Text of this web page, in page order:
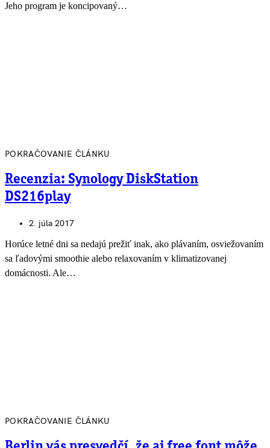
Jeho program je koncipovaný…
POKRAČOVANIE ČLÁNKU
Recenzia: Synology DiskStation
DS216play
2. júla 2017
Horúce letné dni sa nedajú prežiť inak, ako plávaním, osviežovaním
sa ľadovými smoothie alebo relaxovaním v klimatizovanej
domácnosti. Ale…
POKRAČOVANIE ČLÁNKU